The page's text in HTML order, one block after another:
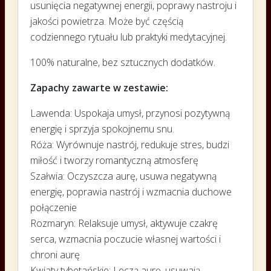
usunięcia negatywnej energii, poprawy nastroju i
jakości powietrza. Może być częścią
codziennego rytuału lub praktyki medytacyjnej.
100% naturalne, bez sztucznych dodatków.
Zapachy zawarte w zestawie:
Lawenda: Uspokaja umysł, przynosi pozytywną
energię i sprzyja spokojnemu snu.
Róża: Wyrównuje nastrój, redukuje stres, budzi
miłość i tworzy romantyczną atmosferę
Szałwia: Oczyszcza aurę, usuwa negatywną
energię, poprawia nastrój i wzmacnia duchowe
połączenie
Rozmaryn: Relaksuje umysł, aktywuje czakrę
serca, wzmacnia poczucie własnej wartości i
chroni aurę